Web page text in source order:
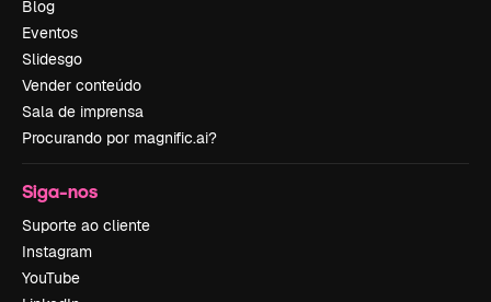
Blog
Eventos
Slidesgo
Vender conteúdo
Sala de imprensa
Procurando por magnific.ai?
Siga-nos
Suporte ao cliente
Instagram
YouTube